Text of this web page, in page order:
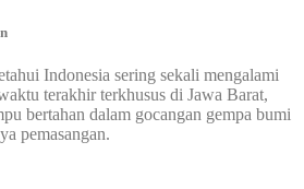
Indonesia sering sekali mengalami
terakhir terkhusus di Jawa Barat,
bertahan dalam gocangan gempa bumi
pemasangan.